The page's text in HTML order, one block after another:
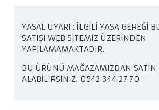
YASAL UYARI : İLGİLİ YASA GEREĞİ
SATIŞI WEB SİTEMİZ ÜZERİNDEN
YAPILAMAMAKTADIR.
BU ÜRÜNÜ MAĞAZAMIZDAN SATIN
ALABİLİRSİNİZ. 0542 344 27 70